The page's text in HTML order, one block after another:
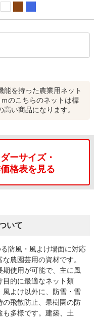
能を持った農業用ネット
のこちらのネットは標
い商品になります。
ーサイズ・
格表を見る
いて
防風・風よけ場面に対応
農園芸用の資材です。
使用が可能で、主に風
目的に最適なネット類
風よけ以外に、防雪・雪
の飛散防止、果樹園の防
も多様です。建築、土